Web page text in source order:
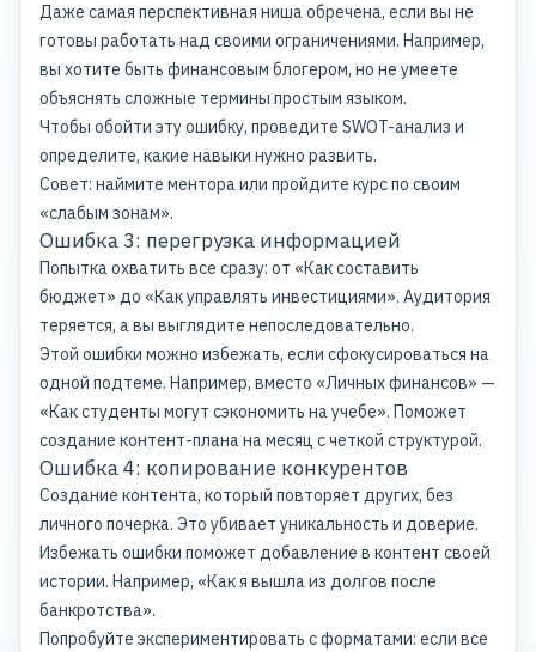
Даже самая перспективная ниша обречена, если вы не
готовы работать над своими ограничениями. Например,
вы хотите быть финансовым блогером, но не умеете
объяснять сложные термины простым языком.
Чтобы обойти эту ошибку, проведите SWOT-анализ и
определите, какие навыки нужно развить.
Совет: наймите ментора или пройдите курс по своим
«слабым зонам».
Ошибка 3: перегрузка информацией
Попытка охватить все сразу: от «Как составить
бюджет» до «Как управлять инвестициями». Аудитория
теряется, а вы выглядите непоследовательно.
Этой ошибки можно избежать, если сфокусироваться на
одной подтеме. Например, вместо «Личных финансов» —
«Как студенты могут сэкономить на учебе». Поможет
создание контент-плана на месяц с четкой структурой.
Ошибка 4: копирование конкурентов
Создание контента, который повторяет других, без
личного почерка. Это убивает уникальность и доверие.
Избежать ошибки поможет добавление в контент своей
истории. Например, «Как я вышла из долгов после
банкротства».
Попробуйте экспериментировать с форматами: если все